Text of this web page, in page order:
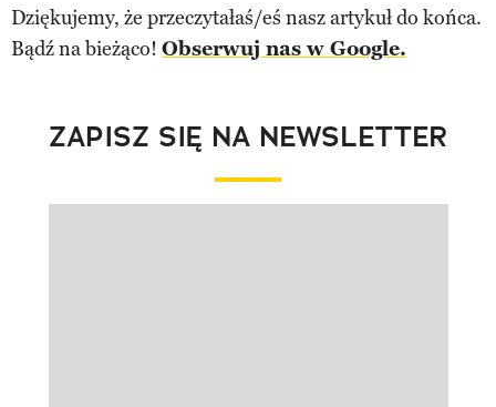
Dziękujemy, że przeczytałaś/eś nasz artykuł do końca.
Bądź na bieżąco! Obserwuj nas w Google.
ZAPISZ SIĘ NA NEWSLETTER